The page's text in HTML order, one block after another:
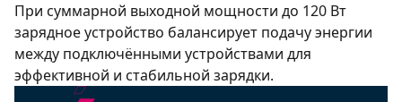
При суммарной выходной мощности до 120 Вт
зарядное устройство балансирует подачу энергии
между подключёнными устройствами для
эффективной и стабильной зарядки.